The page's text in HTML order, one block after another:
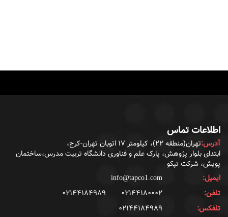
اطلاعات تماس
آدرس:تهران(منطقه ۲۲)، کیلومتر ۱۷ اتوبان تهران-کرج،
ابتدای بلوار پژوهش، پارک علم و فناوری دانشگاه تربیت مدرس،ساختمان
پویش، شرکت تپکو
ایمیل:
info@tapco1.com
تلفن: ۰۲۱۴۴۱۸۰۰۰۲
۰۲۱۴۴۱۸۴۹۸۹
تلفکس:
۰۲۱۴۴۱۸۴۹۸۹